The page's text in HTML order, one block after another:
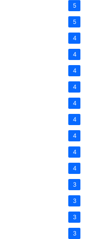
5
5
4
4
4
4
4
4
4
4
4
3
3
3
3